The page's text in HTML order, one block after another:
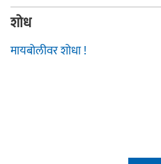
शोध
मायबोलीवर शोधा !